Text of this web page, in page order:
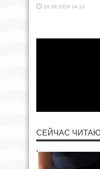
10.08.2026 14:10
СЕЙЧАС